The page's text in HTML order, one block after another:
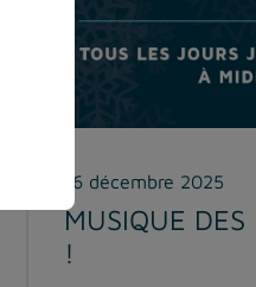
16 décembre 2025
MUSIQUE DES
!